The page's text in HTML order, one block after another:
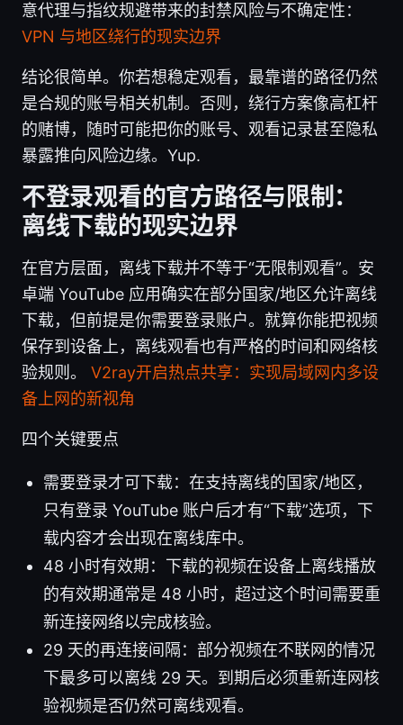
意代理与指纹规避带来的封禁风险与不确定性：
VPN 与地区绕行的现实边界
结论很简单。你若想稳定观看，最靠谱的路径仍然
是合规的账号相关机制。否则，绕行方案像高杠杆
的赌博，随时可能把你的账号、观看记录甚至隐私
暴露推向风险边缘。Yup.
不登录观看的官方路径与限制：
离线下载的现实边界
在官方层面，离线下载并不等于“无限制观看”。安
卓端 YouTube 应用确实在部分国家/地区允许离线
下载，但前提是你需要登录账户。就算你能把视频
保存到设备上，离线观看也有严格的时间和网络核
验规则。 V2ray开启热点共享：实现局域网内多设
备上网的新视角
四个关键要点
需要登录才可下载：在支持离线的国家/地区，
只有登录 YouTube 账户后才有“下载”选项，下
载内容才会出现在离线库中。
48 小时有效期：下载的视频在设备上离线播放
的有效期通常是 48 小时，超过这个时间需要重
新连接网络以完成核验。
29 天的再连接间隔：部分视频在不联网的情况
下最多可以离线 29 天。到期后必须重新连网核
验视频是否仍然可离线观看。